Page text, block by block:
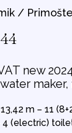
/
new
m – 11
4 (electric)